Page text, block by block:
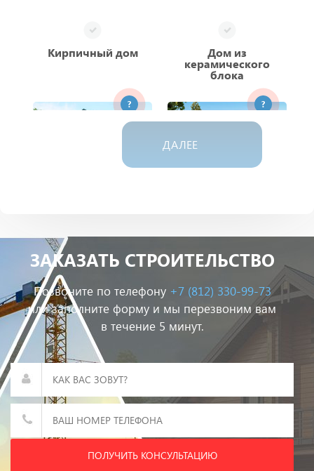
Кирпичный дом Дом из
керамического
блока
?
Дом из газобетона
?
Дом из дюрисола
?
ДАЛЕЕ
ЗАКАЗАТЬ СТРОИТЕЛЬСТВО
Позвоните по телефону +7 (812) 330-99-73
или заполните форму и мы перезвоним вам
в течение 5 минут.
ПОЛУЧИТЬ КОНСУЛЬТАЦИЮ